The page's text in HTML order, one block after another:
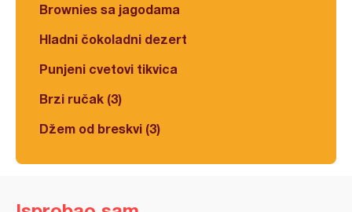
Brownies sa jagodama
Hladni čokoladni dezert
Punjeni cvetovi tikvica
Brzi ručak (3)
Džem od breskvi (3)